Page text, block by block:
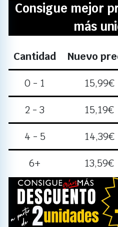
Consigue mejor
más
Cantidad Nuevo
0 - 1 15,99€
2 - 3 15,19€
4 - 5 14,39€
6+ 13,59€